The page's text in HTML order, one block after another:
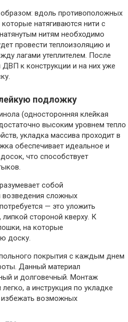
вдоль противоположных
натягиваются нити с
нитям необходимо
провести теплоизоляцию и
лагами утеплителем. После
к конструкции и на них уже
подложку
(односторонняя клейкая
высоким уровнем тепло
укладка массива проходит в
обеспечивает идеальное и
что способствует
собой
возведения сложных
— это уложить
стороной кверху. К
на которые
доску.
покрытия с каждым днем
Данный материал
и долговечный. Монтаж
а инструкция по укладке
возможных